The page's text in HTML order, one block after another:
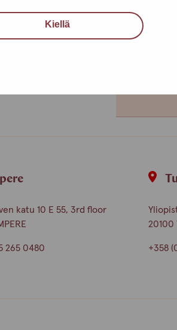
Kiellä
Contact
Service
+358
katu 10 E 55, 3rd floor
265 0480
20100
+358